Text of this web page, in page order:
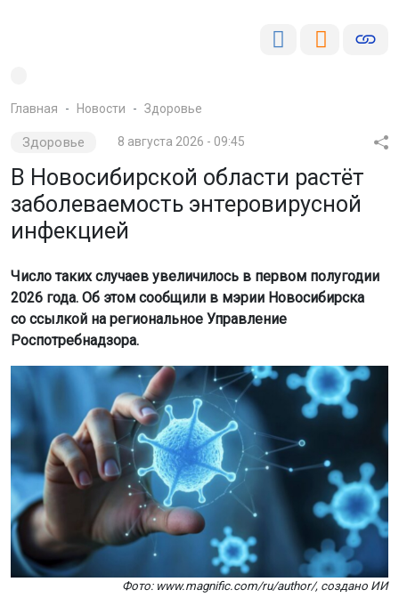
Главная Новости Здоровье
Здоровье 8 августа 2026 - 09:45
В Новосибирской области растёт
заболеваемость энтеровирусной
инфекцией
Число таких случаев увеличилось в первом полугодии
2026 года. Об этом сообщили в мэрии Новосибирска
со ссылкой на региональное Управление
Роспотребнадзора.
Фото: www.magnific.com/ru/author/, создано ИИ